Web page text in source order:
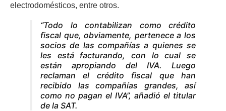
electrodomésticos, entre otros.
“Todo lo contabilizan como crédito
fiscal que, obviamente, pertenece a los
socios de las compañías a quienes se
les está facturando, con lo cual se
están apropiando del IVA. Luego
reclaman el crédito fiscal que han
recibido las compañías grandes, así
como no pagan el IVA”, añadió el titular
de la SAT.